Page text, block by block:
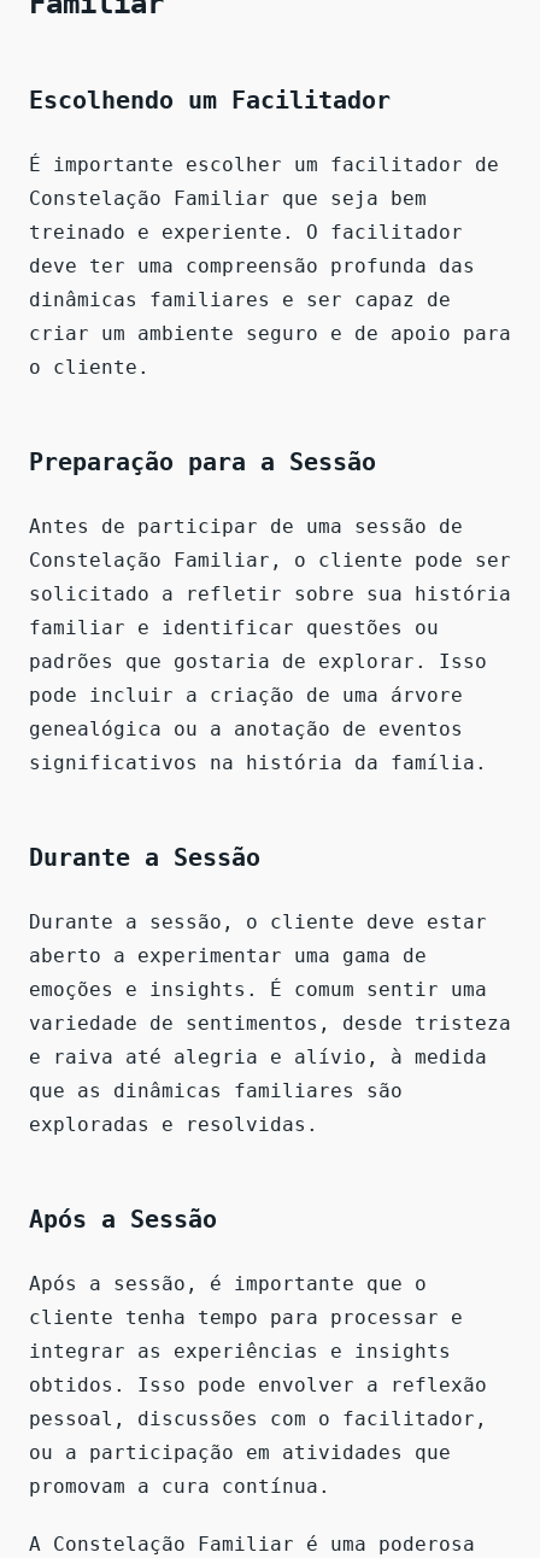
Escolhendo um Facilitador
É importante escolher um facilitador de
Constelação Familiar que seja bem
treinado e experiente. O facilitador
deve ter uma compreensão profunda das
dinâmicas familiares e ser capaz de
criar um ambiente seguro e de apoio para
o cliente.
Preparação para a Sessão
Antes de participar de uma sessão de
Constelação Familiar, o cliente pode ser
solicitado a refletir sobre sua história
familiar e identificar questões ou
padrões que gostaria de explorar. Isso
pode incluir a criação de uma árvore
genealógica ou a anotação de eventos
significativos na história da família.
Durante a Sessão
Durante a sessão, o cliente deve estar
aberto a experimentar uma gama de
emoções e insights. É comum sentir uma
variedade de sentimentos, desde tristeza
e raiva até alegria e alívio, à medida
que as dinâmicas familiares são
exploradas e resolvidas.
Após a Sessão
Após a sessão, é importante que o
cliente tenha tempo para processar e
integrar as experiências e insights
obtidos. Isso pode envolver a reflexão
pessoal, discussões com o facilitador,
ou a participação em atividades que
promovam a cura contínua.
A Constelação Familiar é uma poderosa